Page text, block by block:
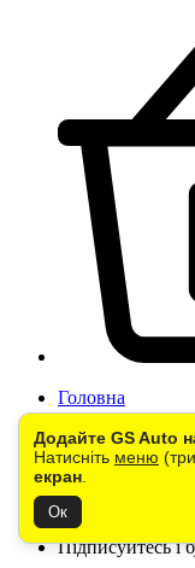
Додайте GS Auto
Натисніть меню
екран
Ок
Головна
Авто світло
LED-лампи
LED лампи з
Світлодіодна
COOLER 70W
Підписуйтесь і